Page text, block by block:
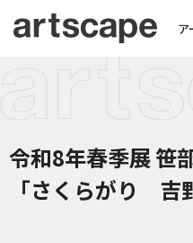
ア
令和8年春季展 笹
「さくらがり 吉